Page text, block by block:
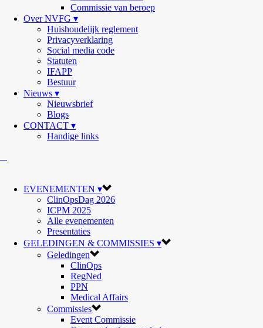
Commissie van beroep
Over NVFG ▾
Huishoudelijk reglement
Privacyverklaring
Social media code
Statuten
IFAPP
Bestuur
Nieuws ▾
Nieuwsbrief
Blogs
CONTACT ▾
Handige links
EVENEMENTEN ▾
ClinOpsDag 2026
ICPM 2025
Alle evenementen
Presentaties
GELEDINGEN & COMMISSIES ▾
Geledingen
ClinOps
RegNed
PPN
Medical Affairs
Commissies
Event Commissie